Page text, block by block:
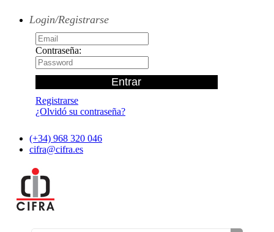
Login/Registrarse
Contraseña:
Registrarse
¿Olvidó su contraseña?
(+34) 968 320 046
cifra@cifra.es